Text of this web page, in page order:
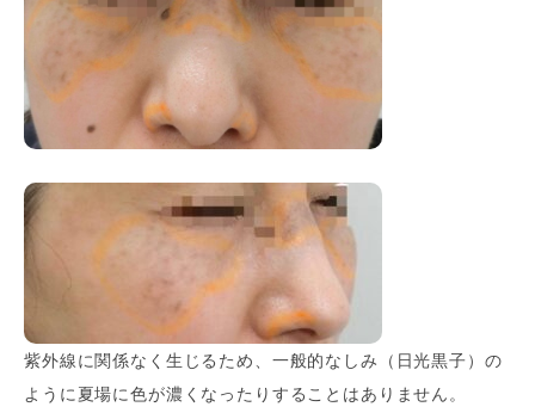
紫外線に関係なく生じるため、一般的なしみ（日光黒子）の
ように夏場に色が濃くなったりすることはありません。